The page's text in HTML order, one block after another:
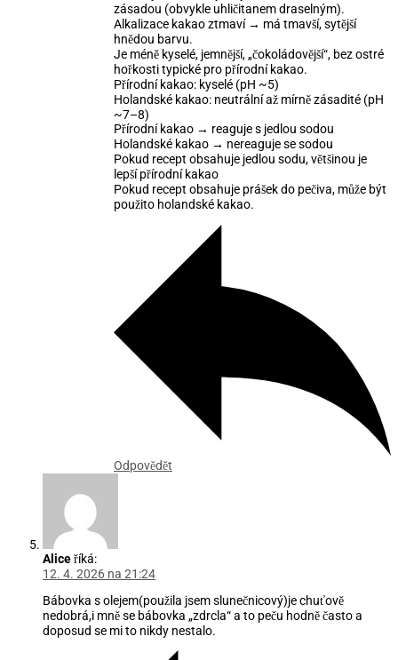
zásadou (obvykle uhličitanem draselným).
Alkalizace kakao ztmaví → má tmavší, sytější
hnědou barvu.
Je méně kyselé, jemnější, „čokoládovější“, bez ostré
hořkosti typické pro přírodní kakao.
Přírodní kakao: kyselé (pH ~5)
Holandské kakao: neutrální až mírně zásadité (pH
~7–8)
Přírodní kakao → reaguje s jedlou sodou
Holandské kakao → nereaguje se sodou
Pokud recept obsahuje jedlou sodu, většinou je
lepší přírodní kakao
Pokud recept obsahuje prášek do pečiva, může být
použito holandské kakao.
Odpovědět
Aliceříká:
12. 4. 2026 na 21:24
Bábovka s olejem(použila jsem slunečnicový)je chuťově
nedobrá,i mně se bábovka „zdrcla“ a to peču hodně často a
doposud se mi to nikdy nestalo.